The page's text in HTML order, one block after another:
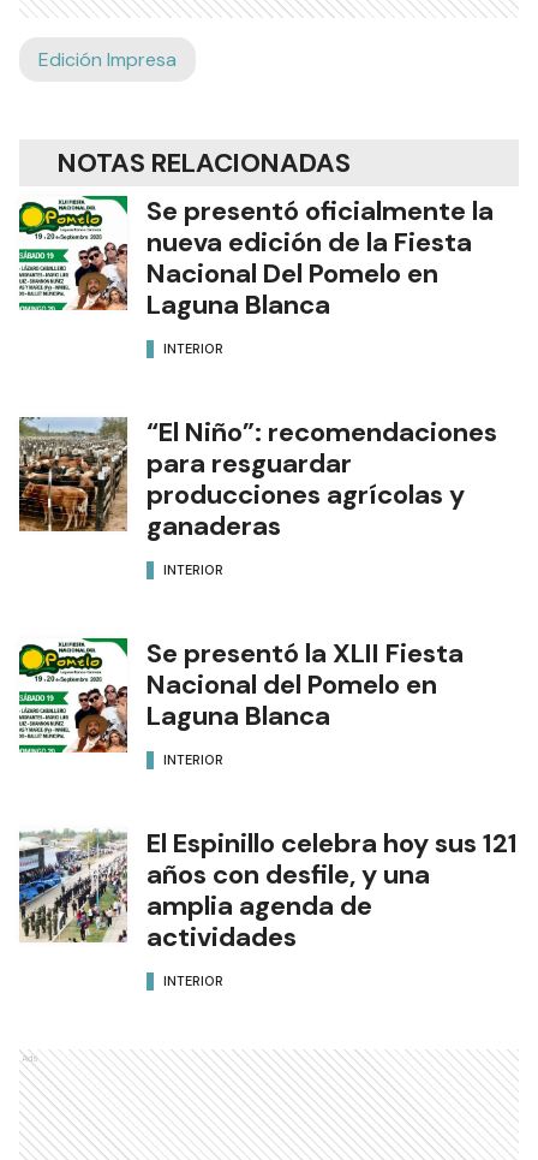
Edición Impresa
NOTAS RELACIONADAS
Se presentó oficialmente la
nueva edición de la Fiesta
Nacional Del Pomelo en
Laguna Blanca
INTERIOR
“El Niño”: recomendaciones
para resguardar
producciones agrícolas y
ganaderas
INTERIOR
Se presentó la XLII Fiesta
Nacional del Pomelo en
Laguna Blanca
INTERIOR
El Espinillo celebra hoy sus 121
años con desfile, y una
amplia agenda de
actividades
INTERIOR
Ads